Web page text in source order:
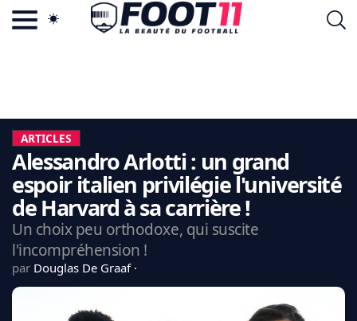
LA CHARTE
VIE PRIVÉE
CGU
CONTACTEZ-NOUS
MERCATO
CDM 2026
ARTICLES
Alessandro Arlotti : un grand
espoir italien privilégie l'université
de Harvard à sa carrière !
Un choix peu orthodoxe, qui suscite
l'incompréhension !
par Douglas De Graaf